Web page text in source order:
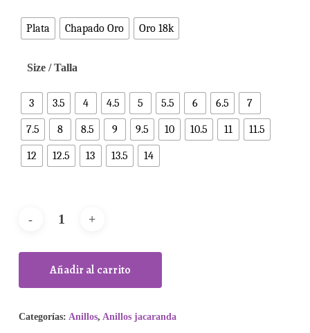
Plata Chapado Oro Oro 18k
Size / Talla
3 3.5 4 4.5 5 5.5 6 6.5 7
7.5 8 8.5 9 9.5 10 10.5 11 11.5
12 12.5 13 13.5 14
Añadir al carrito
Categorías: Anillos, Anillos jacaranda